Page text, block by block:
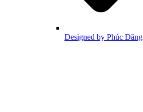
Designed by Phúc Đăng